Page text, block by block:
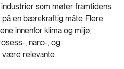
som møter framtidens
en bærekraftig måte. Flere
innenfor klima og miljø,
, nano-, og
være relevante.